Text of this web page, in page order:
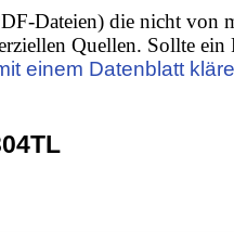
Dateien) die nicht von
Quellen. Sollte
einem Datenblatt